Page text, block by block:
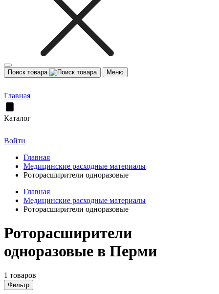
Поиск товара Меню
Главная
Каталог
Войти
Главная
Медицинские расходные материалы
Роторасширители одноразовые
Главная
Медицинские расходные материалы
Роторасширители одноразовые
Роторасширители
одноразовые в Перми
1 товаров
Фильтр